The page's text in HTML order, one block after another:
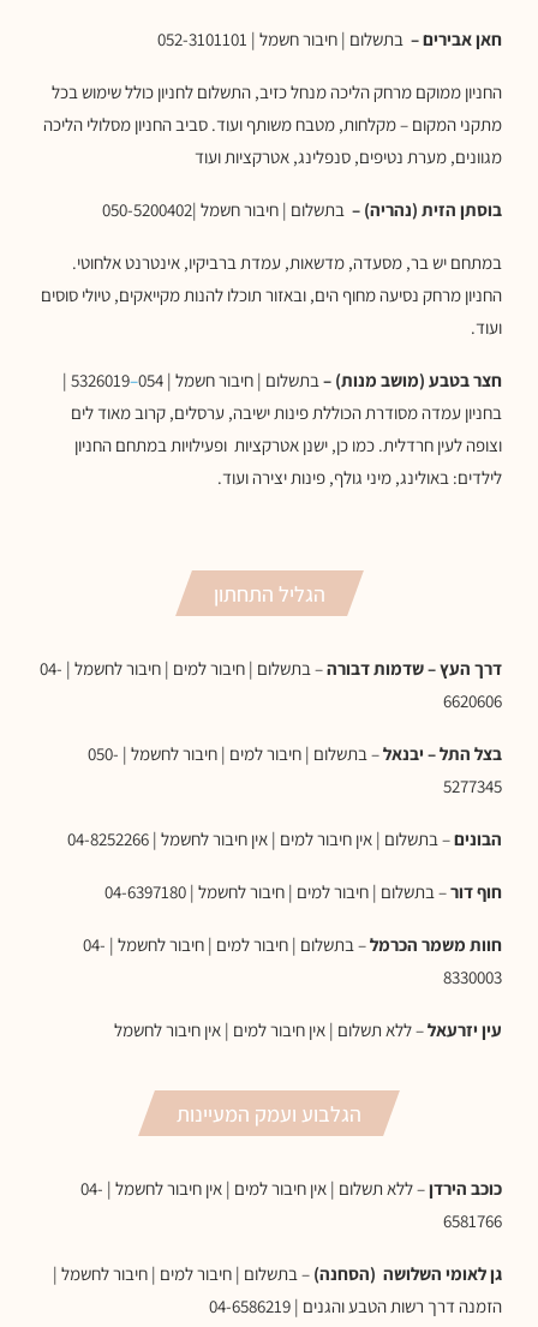
חאן אבירים – בתשלום | חיבור חשמל | 052-3101101
החניון ממוקם מרחק הליכה מנחל כזיב, התשלום לחניון כולל שימוש בכל
מתקני המקום – מקלחות, מטבח משותף ועוד. סביב החניון מסלולי הליכה
מגוונים, מערת נטיפים, סנפלינג, אטרקציות ועוד
בוסתן הזית (נהריה) – בתשלום | חיבור חשמל |050-5200402
במתחם יש בר, מסעדה, מדשאות, עמדת ברביקיו, אינטרנט אלחוטי.
החניון מרחק נסיעה מחוף הים, ובאזור תוכלו להנות מקייאקים, טיולי סוסים
ועוד.
חצר בטבע (מושב מנות) –בתשלום | חיבור חשמל | 054 –
5326019 |
בחניון עמדה מסודרת הכוללת פינות ישיבה, ערסלים, קרוב מאוד לים
וצופה לעין חרדלית. כמו כן, ישנן אטרקציות ופעילויות במתחם החניון
לילדים: באולינג, מיני גולף, פינות יצירה ועוד.
הגליל התחתון
דרך העץ – שדמות דבורה
– בתשלום | חיבור למים | חיבור לחשמל | 04-
6620606
בצל התל – יבנאל
– בתשלום | חיבור למים | חיבור לחשמל | 050-
5277345
הבונים– בתשלום | אין חיבור למים | אין חיבור לחשמל | 04-8252266
חוף דור– בתשלום | חיבור למים | חיבור לחשמל | 04-6397180
חוות משמר הכרמל
– בתשלום | חיבור למים | חיבור לחשמל | 04-
8330003
עין יזרעאל– ללא תשלום | אין חיבור למים | אין חיבור לחשמל
הגלבוע ועמק המעיינות
כוכב הירדן
– ללא תשלום | אין חיבור למים | אין חיבור לחשמל | 04-
6581766
גן לאומי השלושה (הסחנה) – בתשלום | חיבור למים | חיבור לחשמל |
הזמנה דרך רשות הטבע והגנים | 04-6586219